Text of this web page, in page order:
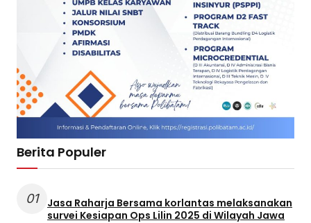
Berita Populer
01
Jasa Raharja Bersama korlantas melaksanakan
survei Kesiapan Ops Lilin 2025 di Wilayah Jawa